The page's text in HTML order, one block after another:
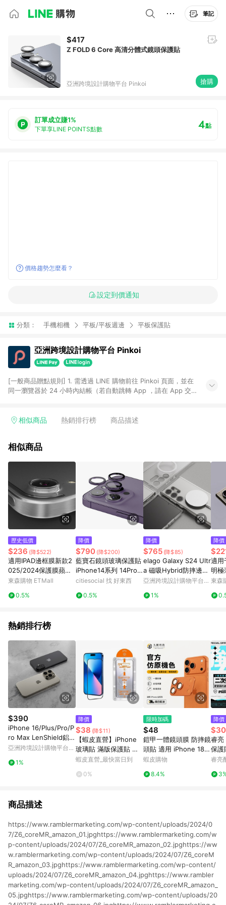
筆記
$417
Z FOLD 6 Core 高清分體式鏡頭保護貼
亞洲跨境設計購物平台 Pinkoi 搶購
訂單成立賺1%
下單享LINE POINTS點數 4點
價格趨勢怎麼看？
設定到價通知
分類： 手機相機 平板/平板週邊 平板保護貼
亞洲跨境設計購物平台 Pinkoi
[一般商品贈點規則] 1. 需透過 LINE 購物前往 Pinkoi 頁面，並在
同一瀏覽器於 24 小時內結帳（若自動跳轉 App ，請在 App 交
回饋訂單不得享有 Pinkoi 站方優惠，例如首購優惠，P coins，
行為，不具贈點資格，部分退款不在此限。 6. APP 請更新至
貨後 45 天後發送。 8. 群眾募資商品，禮物卡，開館保證金，補
運費，攤位費等不具贈點資格。 9. LINE 購物站上之商品規格、
顏色、價位、贈品如與 Pinkoi 商品資訊頁及購物車不符，以
Pinkoi 購物商品資訊頁及購物車標示為準。 10. 點數紅包使用規
則請以點數紅包活動說明為準。 11. 若於 LINE 購物前往 Pinkoi
頁面後才首次下載 Pinkoi APP 並完成訂單，不符合導購資格；承
上，首次下載 Pinkoi APP 後，需透過 LINE 購物前往 Pinkoi 頁
相似商品 熱銷排行榜 商品描述
相似商品
歷史低價
$236 (降$522)
適用IPAD邊框膜新款2
025/2024保護膜蘋果
貼膜IPADpro11/12.9寸
寸蘋果mini7/6保護邊
東森購物 ETMall
0.5%
降價
$790 (降$200)
藍寶石鏡頭玻璃保護貼
iPhone14系列 14Pro/1
4ProMax炫彩
citiesocial 找 好東西
0.5%
降價
$765 (降$85)
elago Galaxy S24 Ultr
a 磁吸Hybrid防摔邊框
透明手機殼
亞洲跨境設計購物平台
1%
降價
適用
明極
3U
東森
熱銷排行榜
$390
iPhone 16/Plus/Pro/P
ro Max LenShield鋁合
金鏡頭保護貼
亞洲跨境設計購物平台
1%
降價
$38 (降$11)
【蝦皮直營】iPhone
玻璃貼 滿版保護貼 無
塵倉 12 13 14 15 16 17
蝦皮直營_最快當日到
0%
限時加碼
$48
鎧甲一體鏡頭膜 防摔鏡
頭貼 適用 iPhone 18 1
7 16 15 14 pro Max pl
蝦皮購物
8.4%
降價
$30
睿亮
保護
適用
x
睿亮
商品描述
https://www.ramblermarketing.com/wp-content/uploads/2024/0
7/Z6_coreMR_amazon_01.jpghttps://www.ramblermarketing.com/w
p-content/uploads/2024/07/Z6_coreMR_amazon_02.jpghttps://ww
w.ramblermarketing.com/wp-content/uploads/2024/07/Z6_coreM
R_amazon_03.jpghttps://www.ramblermarketing.com/wp-content/
uploads/2024/07/Z6_coreMR_amazon_04.jpghttps://www.rambler
marketing.com/wp-content/uploads/2024/07/Z6_coreMR_amazon_
05.jpghttps://www.ramblermarketing.com/wp-content/uploads/20